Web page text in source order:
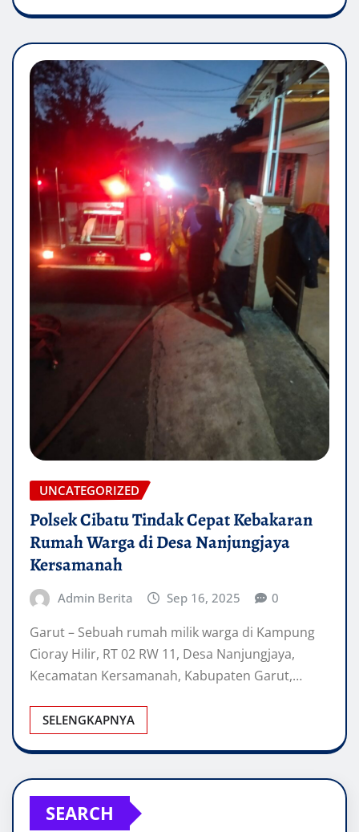
UNCATEGORIZED
Polsek Cibatu Tindak Cepat Kebakaran
Rumah Warga di Desa Nanjungjaya
Kersamanah
Admin Berita Sep 16, 2025 0
Garut – Sebuah rumah milik warga di Kampung
Cioray Hilir, RT 02 RW 11, Desa Nanjungjaya,
Kecamatan Kersamanah, Kabupaten Garut,…
SELENGKAPNYA
SEARCH